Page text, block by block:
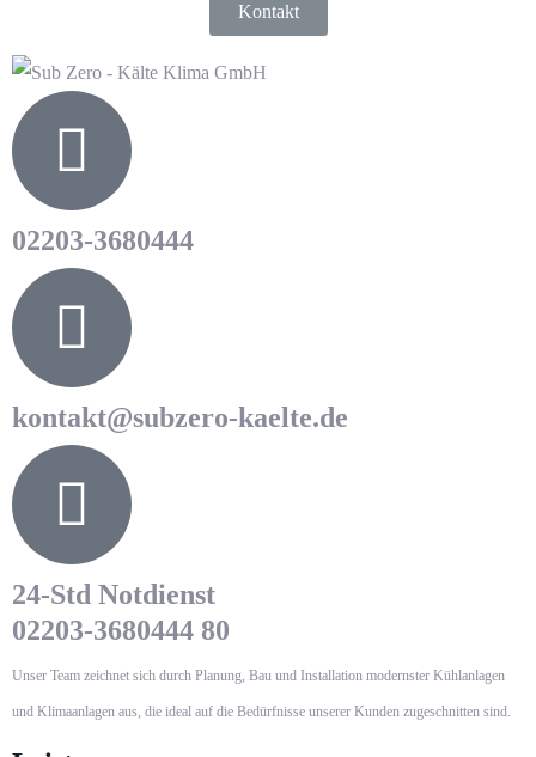
Kontakt
02203-3680444
kontakt@subzero-kaelte.de
24-Std Notdienst
02203-3680444 80
Unser Team zeichnet sich durch Planung, Bau und Installation modernster Kühlanlagen
und Klimaanlagen aus, die ideal auf die Bedürfnisse unserer Kunden zugeschnitten sind.